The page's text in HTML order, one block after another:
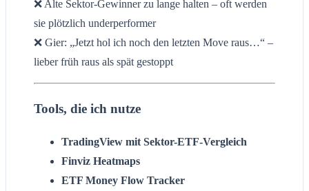
❌ Alte Sektor-Gewinner zu lange halten – oft werden
sie plötzlich underperformer
❌ Gier: „Jetzt hol ich noch den letzten Move raus…“ –
lieber früh raus als spät gestoppt
Tools, die ich nutze
TradingView mit Sektor-ETF-Vergleich
Finviz Heatmaps
ETF Money Flow Tracker